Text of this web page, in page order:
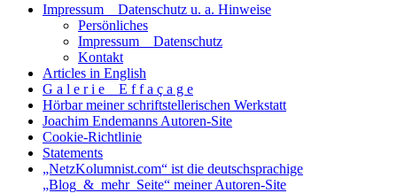
Impressum _ Datenschutz u. a. Hinweise
Persönliches
Impressum _ Datenschutz
Kontakt
Articles in English
G a l e r i e _ E f f a ç a g e
Hörbar meiner schriftstellerischen Werkstatt
Joachim Endemanns Autoren-Site
Cookie-Richtlinie
Statements
„NetzKolumnist.com“ ist die deutschsprachige
„Blog_&_mehr_Seite“ meiner Autoren-Site